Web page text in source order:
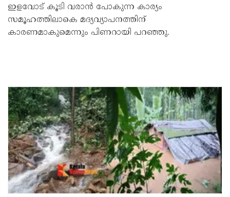
ഇളവോട് കൂടി വരാന്‍ പോകുന്ന കാര്യം
സമൂഹത്തിലാകെ മദ്യവ്യാപനത്തിന്
കാരണമാകുമെന്നും പിണറായി പറഞ്ഞു.